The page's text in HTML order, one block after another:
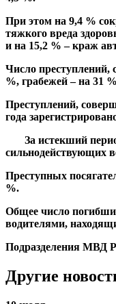
При этом на 9,4 %
тяжкого вреда
и на 15,2 % – краж
Число преступлений,
%, грабежей – на 31
Преступлений,
года
За истекший период
сильнодействующих
Преступных
%.
Общее число
водителями,
Подразделения МВД
Другие